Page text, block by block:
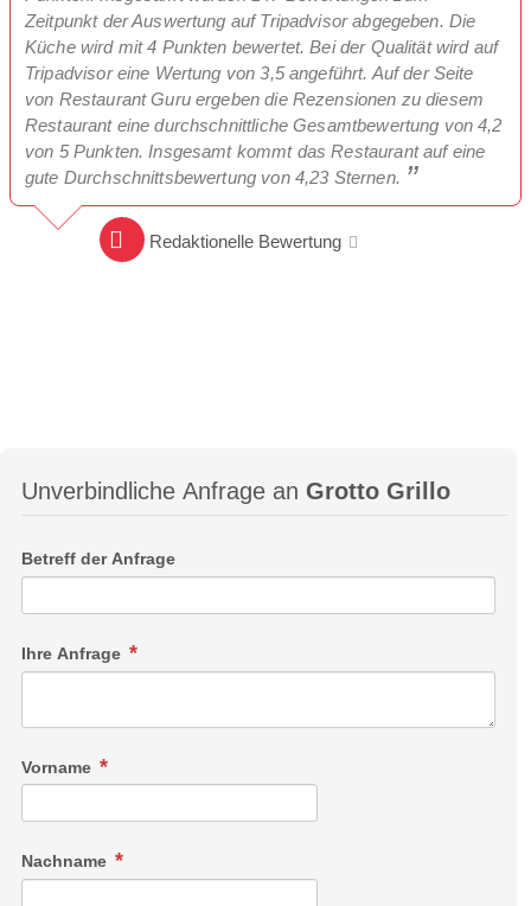
Zeitpunkt der Auswertung auf Tripadvisor abgegeben. Die
Küche wird mit 4 Punkten bewertet. Bei der Qualität wird auf
Tripadvisor eine Wertung von 3,5 angeführt. Auf der Seite
von Restaurant Guru ergeben die Rezensionen zu diesem
Restaurant eine durchschnittliche Gesamtbewertung von 4,2
von 5 Punkten. Insgesamt kommt das Restaurant auf eine
gute Durchschnittsbewertung von 4,23 Sternen.
Redaktionelle Bewertung
Unverbindliche Anfrage an Grotto Grillo
Betreff der Anfrage
Ihre Anfrage
Vorname
Nachname